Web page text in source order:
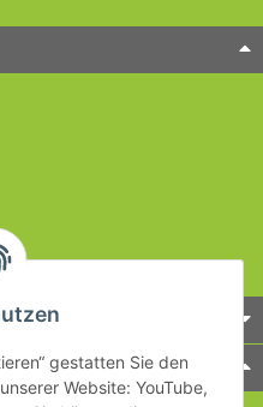
gestatten Sie den
Website: YouTube,